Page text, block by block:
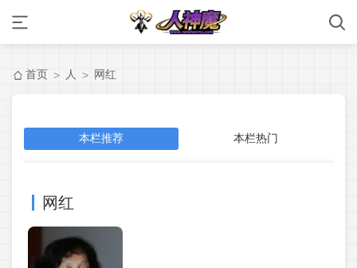
首页 > 人 > 网红
本栏推荐 本栏热门
网红